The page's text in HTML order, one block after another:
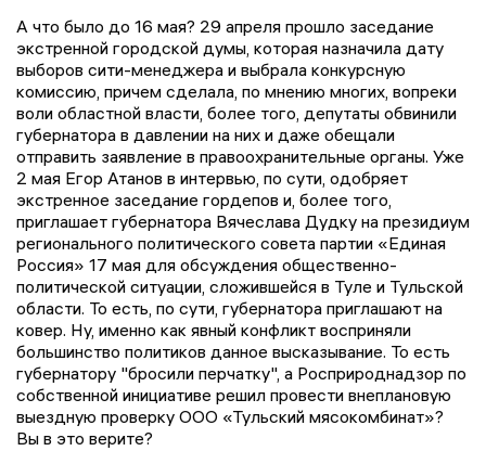
А что было до 16 мая? 29 апреля прошло заседание
экстренной городской думы, которая назначила дату
выборов сити-менеджера и выбрала конкурсную
комиссию, причем сделала, по мнению многих, вопреки
воли областной власти, более того, депутаты обвинили
губернатора в давлении на них и даже обещали
отправить заявление в правоохранительные органы. Уже
2 мая Егор Атанов в интервью, по сути, одобряет
экстренное заседание гордепов и, более того,
приглашает губернатора Вячеслава Дудку на президиум
регионального политического совета партии «Единая
Россия» 17 мая для обсуждения общественно-
политической ситуации, сложившейся в Туле и Тульской
области. То есть, по сути, губернатора приглашают на
ковер. Ну, именно как явный конфликт восприняли
большинство политиков данное высказывание. То есть
губернатору "бросили перчатку", а Росприроднадзор по
собственной инициативе решил провести внеплановую
выездную проверку ООО «Тульский мясокомбинат»?
Вы в это верите?